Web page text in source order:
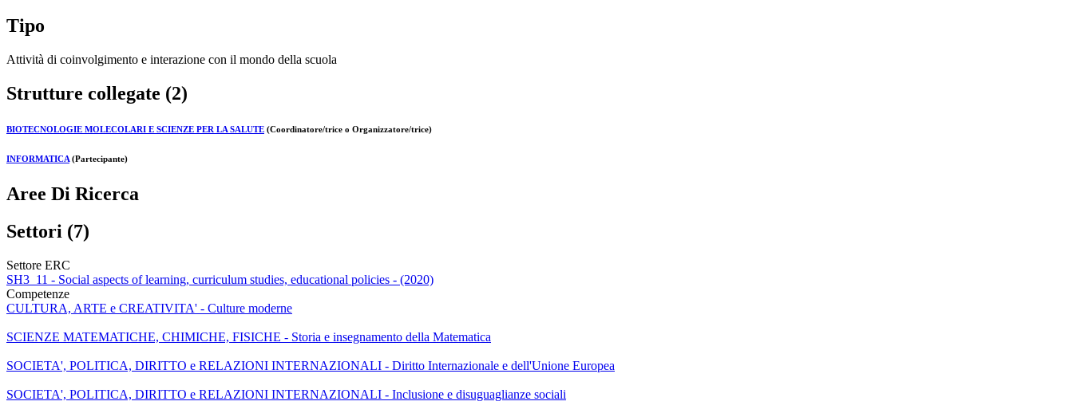
Tipo
Attività di coinvolgimento e interazione con il mondo della scuola
Strutture collegate (2)
BIOTECNOLOGIE MOLECOLARI E SCIENZE PER LA SALUTE (Coordinatore/trice o Organizzatore/trice)
INFORMATICA (Partecipante)
Aree Di Ricerca
Settori (7)
Settore ERC
SH3_11 - Social aspects of learning, curriculum studies, educational policies - (2020)
Competenze
CULTURA, ARTE e CREATIVITA' - Culture moderne
SCIENZE MATEMATICHE, CHIMICHE, FISICHE - Storia e insegnamento della Matematica
SOCIETA', POLITICA, DIRITTO e RELAZIONI INTERNAZIONALI - Diritto Internazionale e dell'Unione Europea
SOCIETA', POLITICA, DIRITTO e RELAZIONI INTERNAZIONALI - Inclusione e disuguaglianze sociali